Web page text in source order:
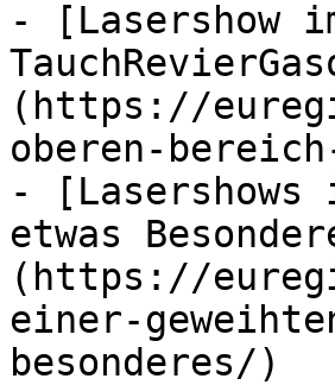
- [Lasershow
(https://
oberen-
-
etwas
(https://
einer-
besonderes/)